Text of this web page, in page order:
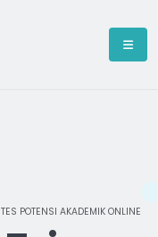
POTENSI AKADEMIK ONLINE